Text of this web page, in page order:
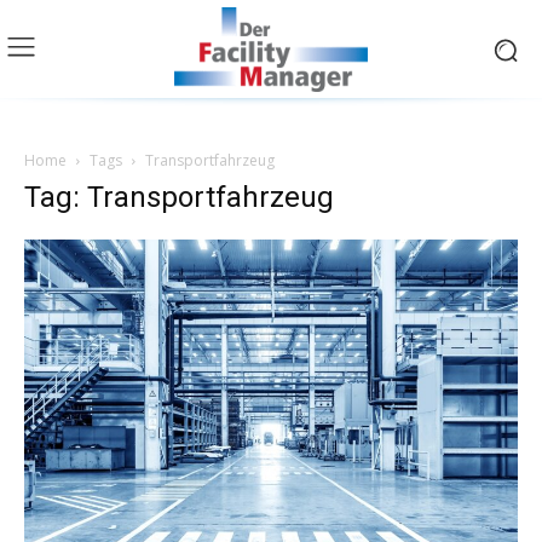
Home Tags Transportfahrzeug
Tag: Transportfahrzeug